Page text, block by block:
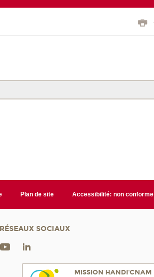
Plan de site Accessibilité: non conforme
RÉSEAUX SOCIAUX
MISSION HANDI'CNAM